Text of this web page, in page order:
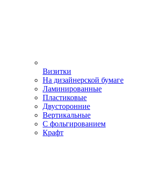
Визитки
На дизайнерской бумаге
Ламинированные
Пластиковые
Двусторонние
Вертикальные
С фольгированием
Крафт